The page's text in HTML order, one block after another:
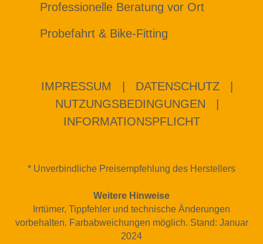
Professionelle Beratung vor Ort
Probefahrt & Bike-Fitting
IMPRESSUM DATENSCHUTZ
NUTZUNGSBEDINGUNGEN
INFORMATIONSPFLICHT
* Unverbindliche Preisempfehlung des Herstellers
Weitere Hinweise
Irrtümer, Tippfehler und technische Änderungen
vorbehalten. Farbabweichungen möglich. Stand: Januar
2024